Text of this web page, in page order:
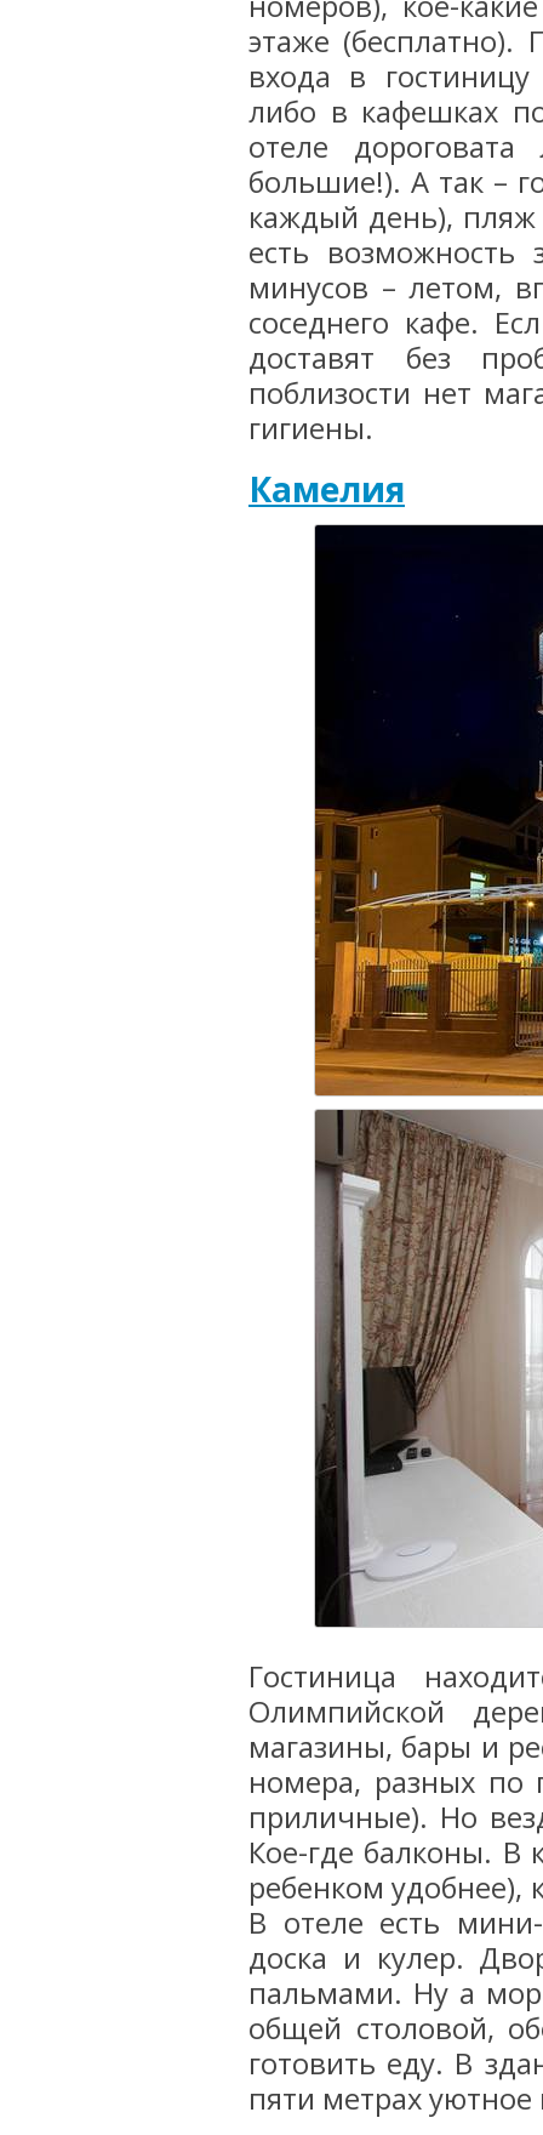
этаже
входа в гостиницу
либо в кафешках
отеле
большие!). А так –
каждый день), пляж
есть возможность
минусов – летом,
соседнего кафе.
доставят без
поблизости нет
гигиены.
Камелия
Гостиница
Олимпийской
магазины, бары и
номера, разных по
приличные). Но
Кое-где балконы. В
ребенком удобнее),
В отеле есть
доска и кулер.
пальмами. Ну а
общей столовой,
готовить еду. В
пяти метрах